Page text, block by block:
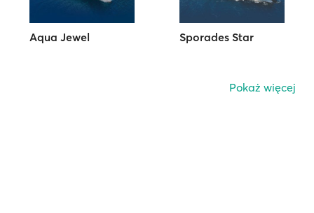
Aqua Jewel Sporades Star
Pokaż więcej